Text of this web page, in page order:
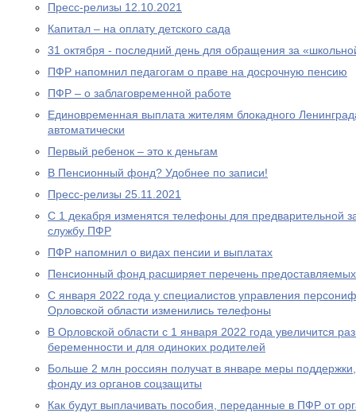
Пресс-релизы 12.10.2021
Капитал – на оплату детского сада
31 октября - последний день для обращения за
ПФР напомнил педагогам о праве на досрочную пенсию
ПФР – о заблаговременной работе
Единовременная выплата жителям блокадного
автоматически
Первый ребенок – это к деньгам
В Пенсионный фонд? Удобнее по записи!
Пресс-релизы 25.11.2021
С 1 декабря изменятся телефоны для предварительной
службу ПФР
ПФР напомнил о видах пенсии и выплатах
Пенсионный фонд расширяет перечень
С января 2022 года у специалистов управления
Орловской области изменились телефоны
В Орловской области с 1 января 2022 года увеличится
беременности и для одиноких родителей
Больше 2 млн россиян получат в январе меры
фонду из органов соцзащиты
Как будут выплачивать пособия, переданные в ПФР от